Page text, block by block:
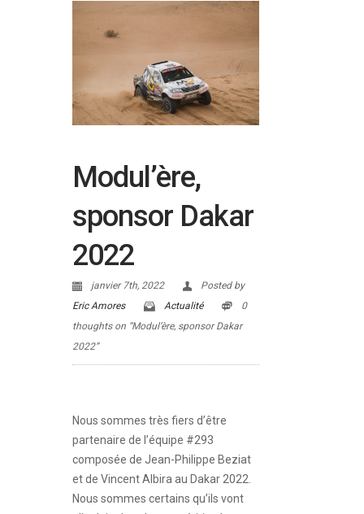
Modul’ère,
sponsor Dakar
2022
janvier 7th, 2022
Posted by
Eric Amores
Actualité
0
thoughts on “Modul’ère, sponsor Dakar
2022”
Nous sommes très fiers d’être
partenaire de l’équipe #293
composée de Jean-Philippe Beziat
et de Vincent Albira au Dakar 2022.
Nous sommes certains qu’ils vont